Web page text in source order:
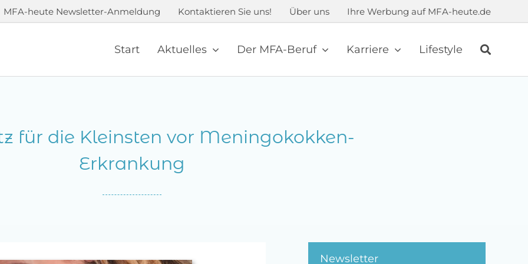
MFA-heute Newsletter-Anmeldung Kontaktieren Sie uns! Über uns Ihre Werbung auf MFA-heute.de
Start Aktuelles Der MFA-Beruf Karriere Lifestyle
für die Kleinsten vor Meningokokken-
Erkrankung
Newsletter